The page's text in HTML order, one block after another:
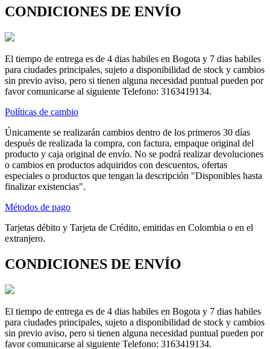
CONDICIONES DE ENVÍO
El tiempo de entrega es de 4 dias habiles en Bogota y 7 dias habiles
para ciudades principales, sujeto a disponibilidad de stock y cambios
sin previo aviso, pero si tienen alguna necesidad puntual pueden por
favor comunicarse al siguiente Telefono: 3163419134.
Políticas de cambio
Únicamente se realizarán cambios dentro de los primeros 30 días
después de realizada la compra, con factura, empaque original del
producto y caja original de envío. No se podrá realizar devoluciones
o cambios en productos adquiridos con descuentos, ofertas
especiales o productos que tengan la descripción "Disponibles hasta
finalizar existencias".
Métodos de pago
Tarjetas débito y Tarjeta de Crédito, emitidas en Colombia o en el
extranjero.
CONDICIONES DE ENVÍO
El tiempo de entrega es de 4 dias habiles en Bogota y 7 dias habiles
para ciudades principales, sujeto a disponibilidad de stock y cambios
sin previo aviso, pero si tienen alguna necesidad puntual pueden por
favor comunicarse al siguiente Telefono: 3163419134.